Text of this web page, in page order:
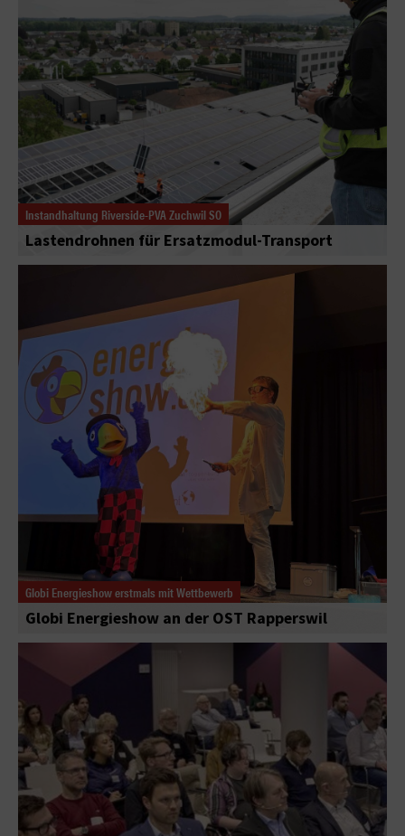
Instandhaltung Riverside-PVA Zuchwil SO
Lastendrohnen für Ersatzmodul-Transport
Globi Energieshow erstmals mit Wettbewerb
Globi Energieshow an der OST Rapperswil